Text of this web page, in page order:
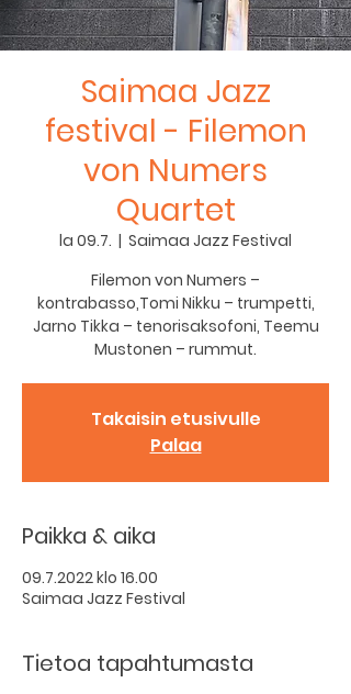
Saimaa Jazz
festival - Filemon
von Numers
Quartet
la 09.7.
  |
Saimaa Jazz Festival
Filemon von Numers –
kontrabasso,Tomi Nikku – trumpetti,
Jarno Tikka – tenorisaksofoni, Teemu
Takaisin etusivulle
Palaa
Paikka & aika
09.7.2022 klo 16.00
Saimaa Jazz Festival
Tietoa tapahtumasta